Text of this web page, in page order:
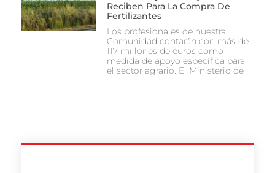
Reciben Para La Compra De
Fertilizantes
Los profesionales de nuestra
Comunidad contarán con más de
117 millones de euros como
medida de apoyo específica para
el sector agrario. El Ministerio de